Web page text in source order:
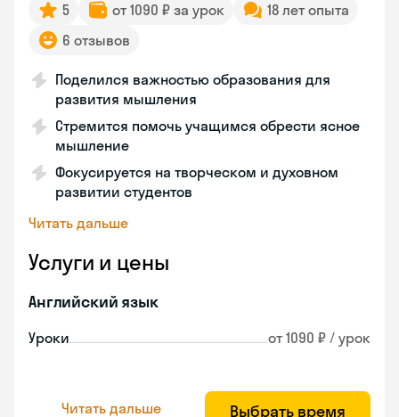
5 от 1090 ₽ за урок
18 лет опыта
6 отзывов
Поделился важностью образования для
развития мышления
Стремится помочь учащимся обрести ясное
мышление
Фокусируется на творческом и духовном
развитии студентов
Читать дальше
Услуги и цены
Английский язык
Уроки от 1090 ₽ / урок
Читать дальше Выбрать время